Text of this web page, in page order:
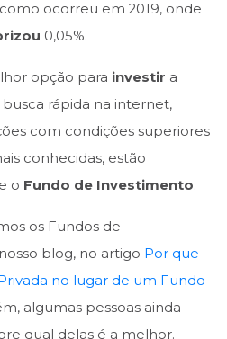
ocorreu em 2019, onde
0,05%.
opção para investir a
rápida na internet,
com condições superiores
conhecidas, estão
e o Fundo de Investimento.
os Fundos de
blog, no artigo Por que
no lugar de um Fundo
algumas pessoas ainda
qual delas é a melhor.